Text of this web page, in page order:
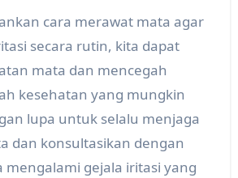
cara merawat mata agar
secara rutin, kita dapat
mata dan mencegah
kesehatan yang mungkin
lupa untuk selalu menjaga
dan konsultasikan dengan
mengalami gejala iritasi yang